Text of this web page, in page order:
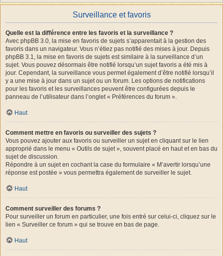
Surveillance et favoris
Quelle est la différence entre les favoris et la surveillance ?
Avec phpBB 3.0, la mise en favoris de sujets s’apparentait à la gestion des
favoris dans un navigateur. Vous n’étiez pas notifié des mises à jour. Depuis
phpBB 3.1, la mise en favoris de sujets est similaire à la surveillance d’un
sujet. Vous pouvez désormais être notifié lorsqu’un sujet favoris a été mis à
jour. Cependant, la surveillance vous permet également d’être notifié lorsqu’il
y a une mise à jour dans un sujet ou un forum. Les options de notifications
pour les favoris et les surveillances peuvent être configurées depuis le
panneau de l’utilisateur dans l’onglet « Préférences du forum ».
Haut
Comment mettre en favoris ou surveiller des sujets ?
Vous pouvez ajouter aux favoris ou surveiller un sujet en cliquant sur le lien
approprié dans le menu « Outils de sujet », souvent placé en haut et en bas du
sujet de discussion.
Répondre à un sujet en cochant la case du formulaire « M’avertir lorsqu’une
réponse est postée » vous permettra également de surveiller le sujet.
Haut
Comment surveiller des forums ?
Pour surveiller un forum en particulier, une fois entré sur celui-ci, cliquez sur le
lien « Surveiller ce forum » qui se trouve en bas de page.
Haut